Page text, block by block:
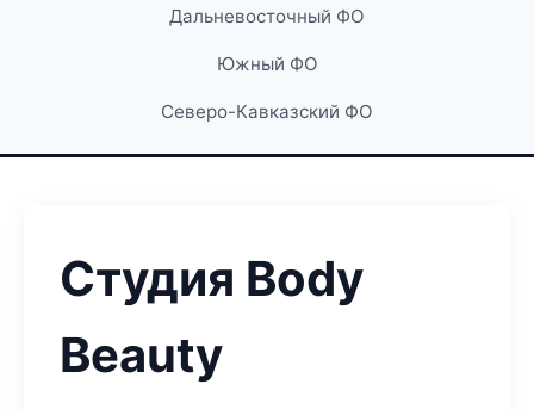
Дальневосточный ФО
Южный ФО
Северо-Кавказский ФО
Студия Body
Beauty